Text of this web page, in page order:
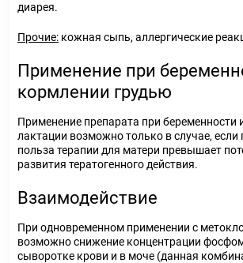
диарея.
Прочие: кожная сыпь, аллергические
Применение при
кормлении грудью
Применение препарата при беременности
лактации возможно только в случае, если
польза терапии для матери превышает
развития тератогенного действия.
Взаимодействие
При одновременном применении с
возможно снижение концентрации
сыворотке крови и в моче (данная